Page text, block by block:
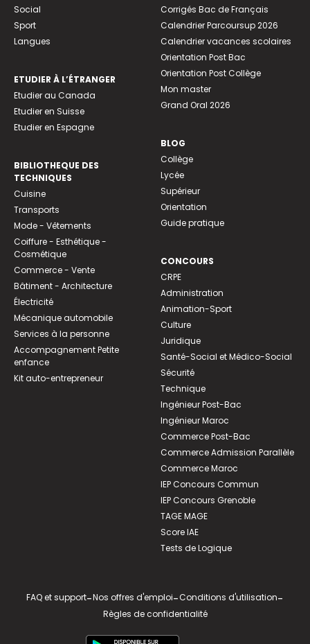
Social
Sport
Langues
ETUDIER À L’ÉTRANGER
Etudier au Canada
Etudier en Suisse
Etudier en Espagne
BIBLIOTHEQUE DES
TECHNIQUES
Cuisine
Transports
Mode - Vêtements
Coiffure - Esthétique -
Cosmétique
Commerce - Vente
Bâtiment - Architecture
Électricité
Mécanique automobile
Services à la personne
Accompagnement Petite
enfance
Kit auto-entrepreneur
Corrigés Bac de Français
Calendrier Parcoursup 2026
Calendrier vacances scolaires
Orientation Post Bac
Orientation Post Collège
Mon master
Grand Oral 2026
BLOG
Collège
Lycée
Supérieur
Orientation
Guide pratique
CONCOURS
CRPE
Administration
Animation-Sport
Culture
Juridique
Santé-Social et Médico-Social
Sécurité
Technique
Ingénieur Post-Bac
Ingénieur Maroc
Commerce Post-Bac
Commerce Admission Parallèle
Commerce Maroc
IEP Concours Commun
IEP Concours Grenoble
TAGE MAGE
Score IAE
Tests de Logique
FAQ et support-Nos offres d'emploi-Conditions d'utilisation-
Règles de confidentialité